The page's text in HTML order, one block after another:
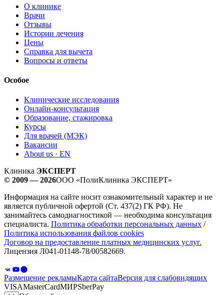
О клинике
Врачи
Отзывы
Истории лечения
Цены
Справка для вычета
Вопросы и ответы
Особое
Клинические исследования
Онлайн-консультация
Образование, стажировка
Курсы
Для врачей (МЭК)
Вакансии
About us · EN
Клиника ЭКСПЕРТ
© 2009 — 2026ООО «ПолиКлиника ЭКСПЕРТ»
Информация на сайте носит ознакомительный характер и не
является публичной офертой (Ст. 437(2) ГК РФ). Не
занимайтесь самодиагностикой — необходима консультация
специалиста. Политика обработки персональных данных /
Политика использования файлов cookies
Договор на предоставление платных медицинских услуг.
Лицензия Л041-01148-78/00582669.
Размещение рекламыКарта сайтаВерсия для слабовидящих
VISAMasterCardМИРSberPay